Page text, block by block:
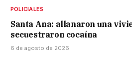
POLICIALES
Santa Ana: allanaron una
secuestraron cocaína
6 de agosto de 2026